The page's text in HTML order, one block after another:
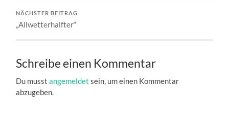
NÄCHSTER BEITRAG
„Allwetterhalfter“
Schreibe einen Kommentar
Du musstangemeldet sein, um einen Kommentar
abzugeben.